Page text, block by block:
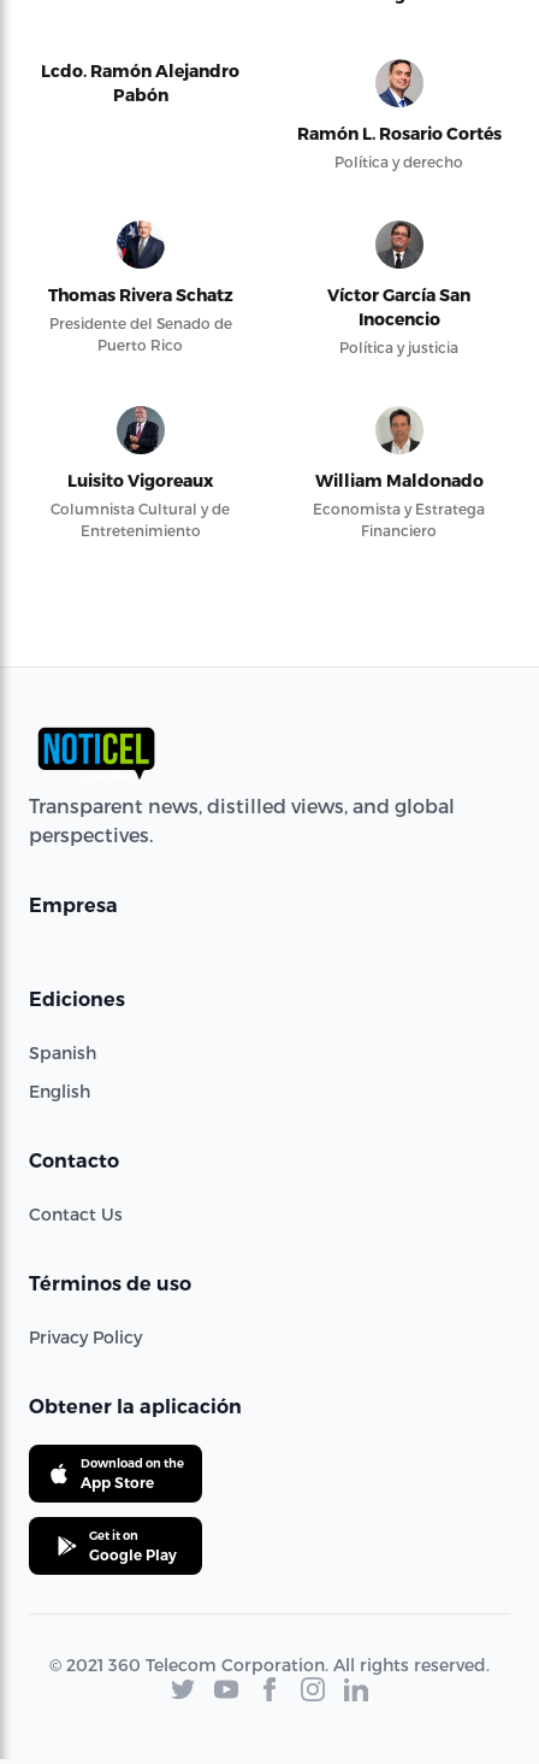
Lcdo. Ramón Alejandro
Pabón
Ramón L. Rosario Cortés
Política y derecho
Thomas Rivera Schatz
Presidente del Senado de
Puerto Rico
Víctor García San
Inocencio
Política y justicia
Luisito Vigoreaux
Columnista Cultural y de
Entretenimiento
William Maldonado
Economista y Estratega
Financiero
Transparent news, distilled views, and global
perspectives.
Empresa
Ediciones
Spanish
English
Contacto
Contact Us
Términos de uso
Privacy Policy
Obtener la aplicación
Download on the
App Store
Get it on
Google Play
© 2021 360 Telecom Corporation. All rights reserved.